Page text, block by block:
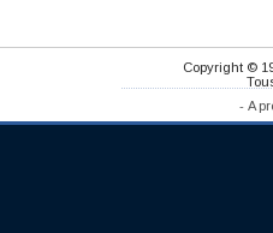
Copyright ©
- A